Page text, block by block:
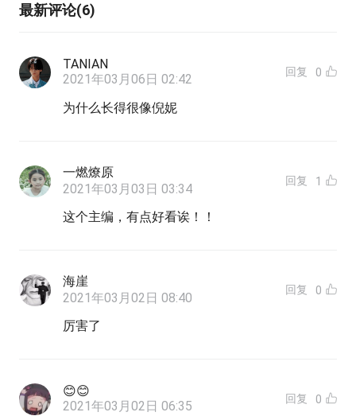
最新评论(6)
TANIAN
2021年03月06日 02:42
回复 0
为什么长得很像倪妮
一燃燎原
2021年03月03日 03:34
回复 1
这个主编，有点好看诶！！
海崖
2021年03月02日 08:40
回复 0
厉害了
😊😊
2021年03月02日 06:35
回复 0